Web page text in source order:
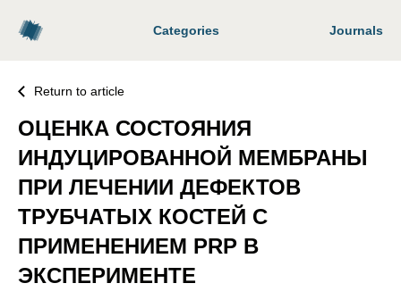
Categories Journals
Return to article
ОЦЕНКА СОСТОЯНИЯ
ИНДУЦИРОВАННОЙ МЕМБРАНЫ
ПРИ ЛЕЧЕНИИ ДЕФЕКТОВ
ТРУБЧАТЫХ КОСТЕЙ С
ПРИМЕНЕНИЕМ PRP В
ЭКСПЕРИМЕНТЕ